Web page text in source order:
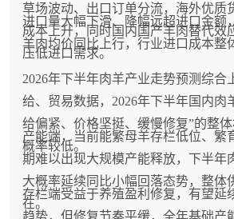
草场波动、出口订单分流，海外优质
成本上升，同时国内国产羊肉替代效
压低进口需求。
进口量大幅下滑、降幅远超进口金额
羊肉均价同比上行，行业进口成本整
2026年下半年肉羊产业走势预测综合
给、贸易数据，2026年下半年国内肉
给偏紧、价格坚挺、缓慢修复”的整
概率较低。
产能端，当前能繁母羊存栏低位、繁
期难以出现大规模产能释放，下半年
大概率延续同比小幅回落态势，整体
在。
存栏端受益于养殖盈利修复，有望延
趋势，但修复节奏平缓，全年基础产